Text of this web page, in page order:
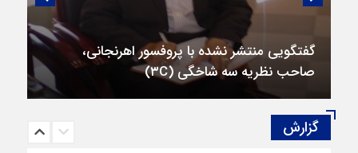
گفتگویی منتشر نشده با پروفسور اهرنجانی،
صاحب نظریه سه‌ شاخگی (۳C)
گزارش‌